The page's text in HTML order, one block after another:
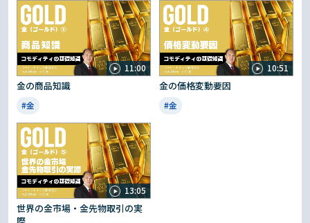
11:00
金の商品知識
#金
10:51
金の価格変動要因
#金
13:05
世界の金市場・金先物取引の実